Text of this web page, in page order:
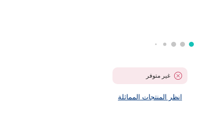
غير متوفر
انظر المنتجات المماثلة